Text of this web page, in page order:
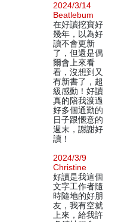
2024/3/14
Beatlebum
在好讀挖寶好
幾年，以為好
讀不會更新
了，但還是偶
爾會上來看
看，沒想到又
有新書了，超
級感動！好讀
真的陪我渡過
好多個通勤的
日子跟愜意的
週末，謝謝好
讀！
2024/3/9
Christine
好讀是我這個
文字工作者隨
時隨地的好朋
友，我有空就
上來，給我許